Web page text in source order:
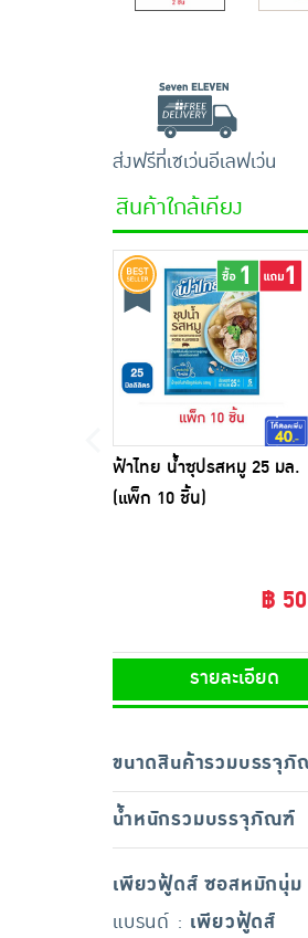
ส่งฟรีที่เซเว่นอีเลฟเว่น
สินค้าใกล้เคียง
ฟ้าไทย น้ำซุปรสหมู 25 มล.
(แพ็ก 10 ชิ้น)
฿ 50
รายละเอียด
ขนาดสินค้ารวมบรรจุ
น้ำหนักรวมบรรจุภัณฑ์
เพียวฟู้ดส์ ซอสหมักนุ่ม
แบรนด์ : เพียวฟู้ดส์